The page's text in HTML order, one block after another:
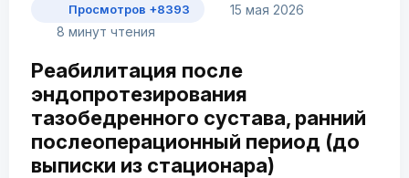
Просмотров +8393
15 мая 2026
8 минут чтения
Реабилитация после
эндопротезирования
тазобедренного сустава, ранний
послеоперационный период (до
выписки из стационара)